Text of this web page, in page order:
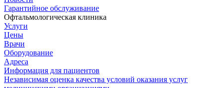
Гарантийное обслуживание
Офтальмологическая клиника
Услуги
Цены
Врачи
Оборудование
Адреса
Информация для пациентов
Независимая оценка качества условий оказания услуг